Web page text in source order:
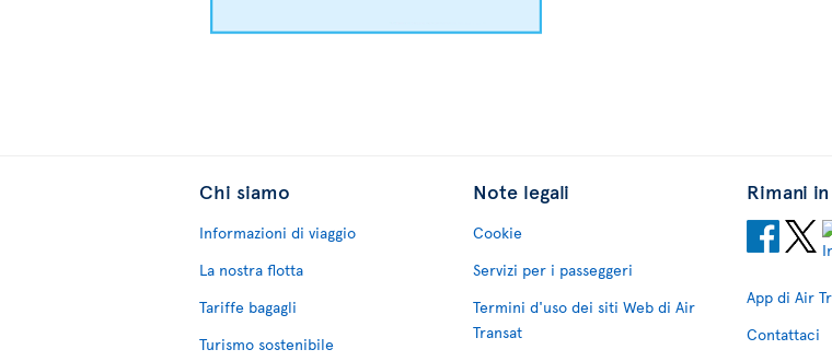
Chi siamo
Informazioni di viaggio
La nostra flotta
Tariffe bagagli
Turismo sostenibile
Note legali
Cookie
Servizi per i passeggeri
Termini d'uso dei siti Web di Air
Transat
Rimani
App di Air
Contattaci